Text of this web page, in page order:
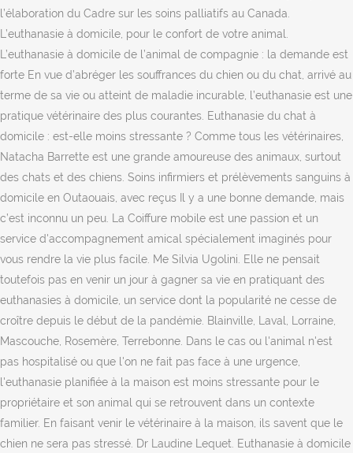
l’élaboration du Cadre sur les soins palliatifs au Canada.
L’euthanasie à domicile, pour le confort de votre animal.
L’euthanasie à domicile de l’animal de compagnie : la demande est
forte En vue d’abréger les souffrances du chien ou du chat, arrivé au
terme de sa vie ou atteint de maladie incurable, l’euthanasie est une
pratique vétérinaire des plus courantes. Euthanasie du chat à
domicile : est-elle moins stressante ? Comme tous les vétérinaires,
Natacha Barrette est une grande amoureuse des animaux, surtout
des chats et des chiens. Soins infirmiers et prélèvements sanguins à
domicile en Outaouais, avec reçus Il y a une bonne demande, mais
c’est inconnu un peu. La Coiffure mobile est une passion et un
service d'accompagnement amical spécialement imaginés pour
vous rendre la vie plus facile. Me Silvia Ugolini. Elle ne pensait
toutefois pas en venir un jour à gagner sa vie en pratiquant des
euthanasies à domicile, un service dont la popularité ne cesse de
croître depuis le début de la pandémie. Blainville, Laval, Lorraine,
Mascouche, Rosemère, Terrebonne. Dans le cas ou l'animal n'est
pas hospitalisé ou que l'on ne fait pas face à une urgence,
l'euthanasie planifiée à la maison est moins stressante pour le
propriétaire et son animal qui se retrouvent dans un contexte
familier. En faisant venir le vétérinaire à la maison, ils savent que le
chien ne sera pas stressé. Dr Laudine Lequet. Euthanasie à domicile